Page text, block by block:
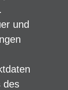
und
des